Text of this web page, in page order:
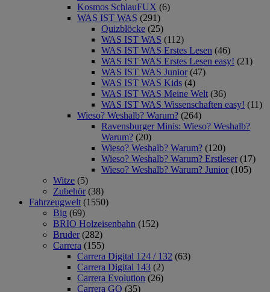
Kosmos SchlauFUX (6)
WAS IST WAS (291)
Quizblöcke (25)
WAS IST WAS (112)
WAS IST WAS Erstes Lesen (46)
WAS IST WAS Erstes Lesen easy! (21)
WAS IST WAS Junior (47)
WAS IST WAS Kids (4)
WAS IST WAS Meine Welt (36)
WAS IST WAS Wissenschaften easy! (11)
Wieso? Weshalb? Warum? (264)
Ravensburger Minis: Wieso? Weshalb?
Warum? (20)
Wieso? Weshalb? Warum? (120)
Wieso? Weshalb? Warum? Erstleser (17)
Wieso? Weshalb? Warum? Junior (105)
Witze (5)
Zubehör (38)
Fahrzeugwelt (1550)
Big (69)
BRIO Holzeisenbahn (152)
Bruder (282)
Carrera (155)
Carrera Digital 124 / 132 (63)
Carrera Digital 143 (2)
Carrera Evolution (26)
Carrera GO (35)